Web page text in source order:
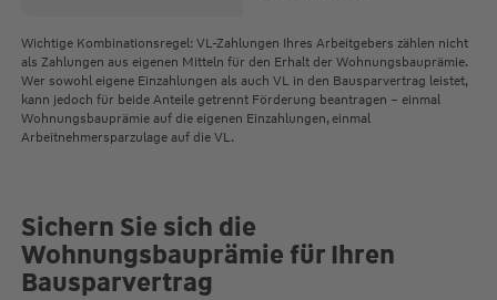
Wichtige Kombinationsregel: VL-Zahlungen Ihres Arbeitgebers zählen nicht
als Zahlungen aus eigenen Mitteln für den Erhalt der Wohnungsbauprämie.
Wer sowohl eigene Einzahlungen als auch VL in den Bausparvertrag leistet,
kann jedoch für beide Anteile getrennt Förderung beantragen – einmal
Wohnungsbauprämie auf die eigenen Einzahlungen, einmal
Arbeitnehmersparzulage auf die VL.
Sichern Sie sich die
Wohnungsbauprämie für Ihren
Bausparvertrag